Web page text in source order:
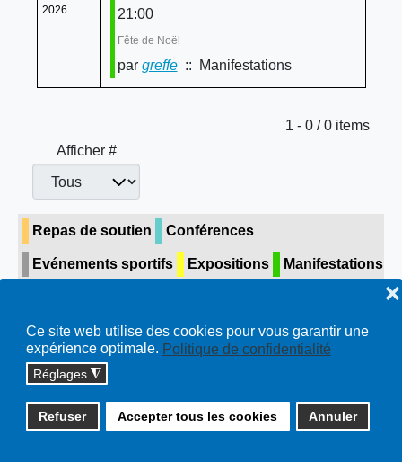
Ce site web utilise des cookies pour vous garantir une
expérience optimale. Politique de confidentialité
Réglages ◮
Refuser Accepter tous les cookies Annuler
❌
2026
21:00
Fête de Noël
par greffe:: Manifestations
Limite de la pagination
1 - 0 / 0 items
Afficher #
Repas de soutien Conférences
Evénements sportifs Expositions Manifestations
Copyright © 2026 cossonay.ch - tous droits réservés | site :
solutions informatiques